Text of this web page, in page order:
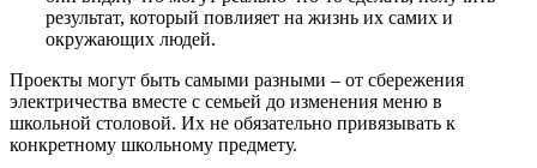
результат, который повлияет на жизнь их самих и
окружающих людей.
Проекты могут быть самыми разными – от сбережения
электричества вместе с семьей до изменения меню в
школьной столовой. Их не обязательно привязывать к
конкретному школьному предмету.